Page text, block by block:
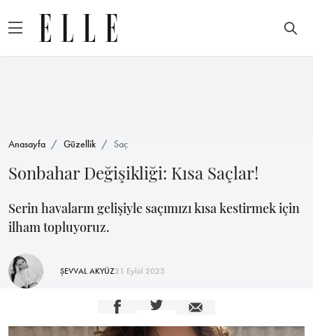
Anasayfa Güzellik Saç
Sonbahar Değişikliği: Kısa Saçlar!
Serin havaların gelişiyle saçımızı kısa kestirmek için
ilham topluyoruz.
ŞEVVAL AKYÜZ21 Eylül 2025